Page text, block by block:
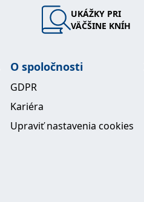
UKÁŽKY PRI
VÄČŠINE KNÍH
O spoločnosti
GDPR
Kariéra
Upraviť nastavenia cookies